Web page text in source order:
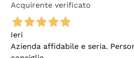
Acquirente verificato
Ieri
Azienda affidabile e seria.